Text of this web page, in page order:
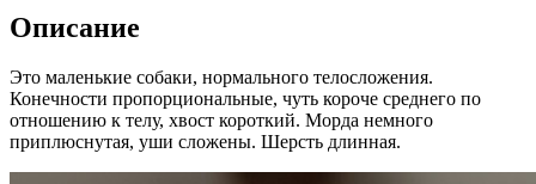
Описание
Это маленькие собаки, нормального телосложения.
Конечности пропорциональные, чуть короче среднего по
отношению к телу, хвост короткий. Морда немного
приплюснутая, уши сложены. Шерсть длинная.